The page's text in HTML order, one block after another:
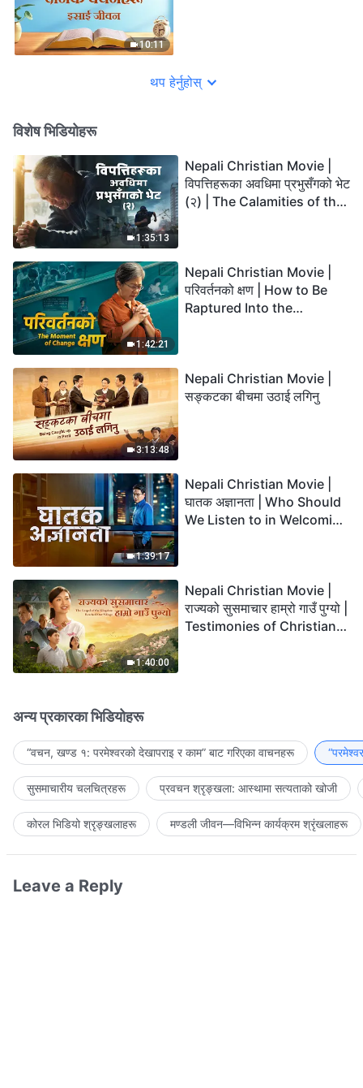
10:11
थप हेर्नुहोस्
विशेष भिडियोहरू
1:35:13
Nepali Christian Movie |
विपत्तिहरूका अवधिमा प्रभुसँगको भेट
(२) | The Calamities of the
1:42:21
Nepali Christian Movie |
परिवर्तनको क्षण | How to Be
Raptured Into the
3:13:48
Nepali Christian Movie |
सङ्कटका बीचमा उठाई लगिनु
1:39:17
Nepali Christian Movie |
घातक अज्ञानता | Who Should
We Listen to in Welcoming
1:40:00
Nepali Christian Movie |
राज्यको सुसमाचार हाम्रो गाउँ पुग्यो |
Testimonies of Christians
अन्य प्रकारका भिडियोहरू
“वचन, खण्ड १: परमेश्‍वरको देखापराइ र काम” बाट गरिएका वाचनहरू
सुसमाचारीय चलचित्रहरू प्रवचन श्रृङ्खला: आस्थामा सत्यताको खोजी
कोरल भिडियो श्रृङ्खलाहरू मण्डली जीवन—विभिन्‍न कार्यक्रम श्रृंखलाहरू
Leave a Reply